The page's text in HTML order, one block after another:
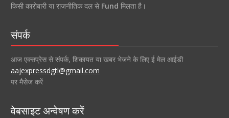
किसी कारोबारी या राजनीतिक दल से Fund मिलता है।
संपर्क
आज एक्सप्रेस से संपर्क, शिकायत या खबर भेजने के लिए ई मेल आईडी
aajexpressdgtl@gmail.com
पर मैसेज करें
वेबसाइट अन्वेषण करें